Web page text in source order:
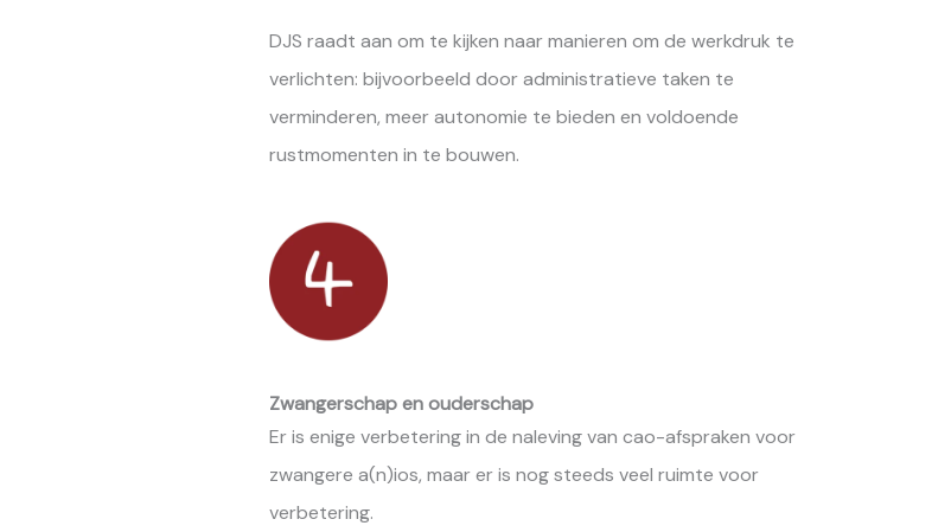
DJS raadt aan om te kijken naar manieren om de werkdruk te
verlichten: bijvoorbeeld door administratieve taken te
verminderen, meer autonomie te bieden en voldoende
rustmomenten in te bouwen.
Zwangerschap en ouderschap
Er is enige verbetering in de naleving van cao-afspraken voor
zwangere a(n)ios, maar er is nog steeds veel ruimte voor
verbetering.